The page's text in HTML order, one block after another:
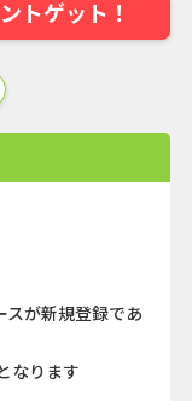
トゲット！
スが新規登録であ
なります